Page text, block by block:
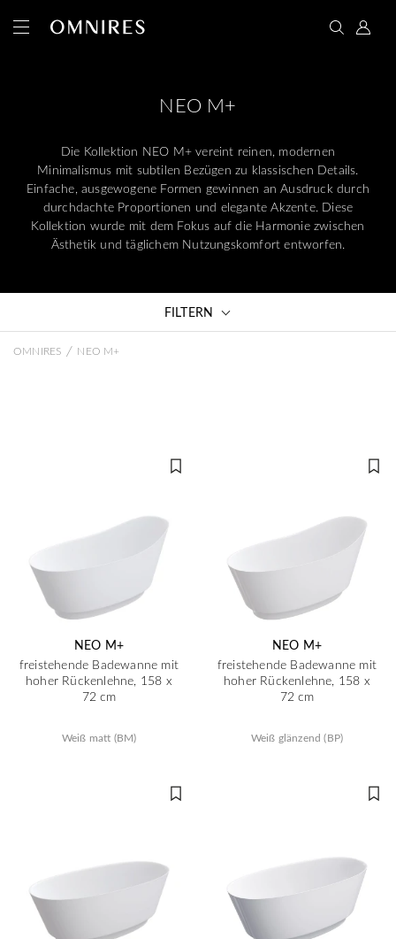
NEO M+
Die Kollektion NEO M+ vereint reinen, modernen
Minimalismus mit subtilen Bezügen zu klassischen Details.
Einfache, ausgewogene Formen gewinnen an Ausdruck durch
durchdachte Proportionen und elegante Akzente. Diese
Kollektion wurde mit dem Fokus auf die Harmonie zwischen
Ästhetik und täglichem Nutzungskomfort entworfen.
FILTERN
OMNIRES / NEO M+
NEO M+
freistehende Badewanne mit
hoher Rückenlehne, 158 x
72 cm
Weiß matt (BM)
NEO M+
freistehende Badewanne mit
hoher Rückenlehne, 158 x
72 cm
Weiß glänzend (BP)